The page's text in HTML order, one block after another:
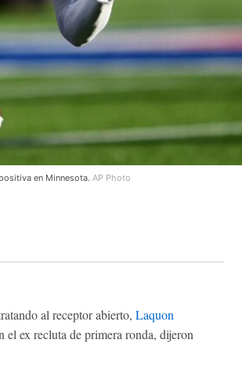
en Minnesota. AP Photo
al receptor abierto, Laquon
el ex recluta de primera ronda, dijeron